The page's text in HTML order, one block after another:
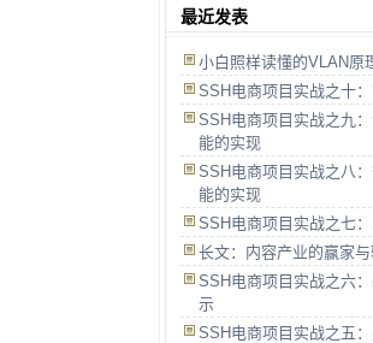
最近发表
小白照样读懂的VLAN原
SSH电商项目实战之十
SSH电商项目实战之九
能的实现
SSH电商项目实战之八
能的实现
SSH电商项目实战之七
长文：内容产业的赢家与
SSH电商项目实战之六
示
SSH电商项目实战之五